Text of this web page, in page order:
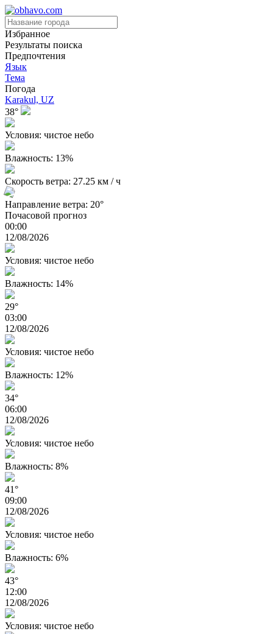
Избранное
Результаты поиска
Предпочтения
Язык
Тема
Погода
Karakul, UZ
38°
Условия: чистое небо
Влажность: 13%
Скорость ветра: 27.25 км / ч
Направление ветра: 20°
Почасовой прогноз
00:00
12/08/2026
Условия: чистое небо
Влажность: 14%
29°
03:00
12/08/2026
Условия: чистое небо
Влажность: 12%
34°
06:00
12/08/2026
Условия: чистое небо
Влажность: 8%
41°
09:00
12/08/2026
Условия: чистое небо
Влажность: 6%
43°
12:00
12/08/2026
Условия: чистое небо